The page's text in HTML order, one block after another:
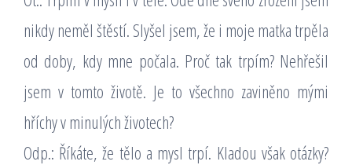
nikdy neměl štěstí. Slyšel jsem, že i moje matka trpěla
od doby, kdy mne počala. Proč tak trpím? Nehřešil
jsem v tomto životě. Je to všechno zaviněno mými
hříchy v minulých životech?
Odp.: Říkáte, že tělo a mysl trpí. Kladou však otázky?